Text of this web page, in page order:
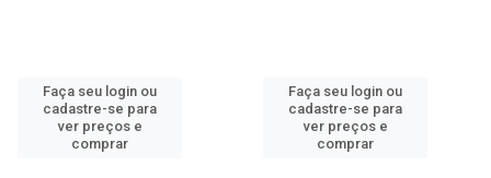
Faça seu login ou
cadastre-se para
ver preços e
comprar
Faça seu login ou
cadastre-se para
ver preços e
comprar